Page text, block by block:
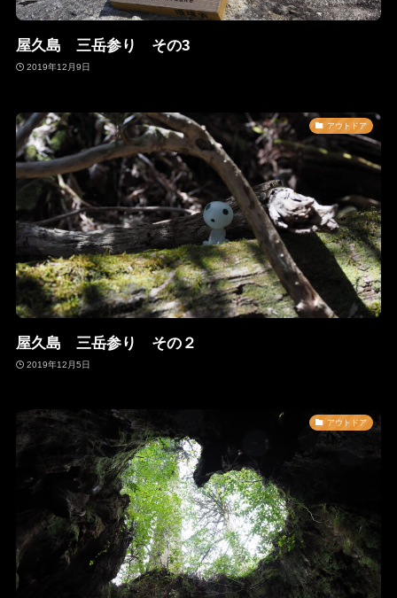
屋久島 三岳参り その3
2019年12月9日
アウトドア
屋久島 三岳参り その２
2019年12月5日
アウトドア